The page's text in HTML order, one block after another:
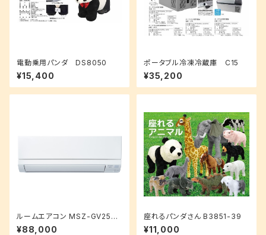
電動乗用パンダ DS8050
¥15,400
ポータブル冷凍冷蔵庫 C15
¥35,200
ルームエアコン MSZ-GV2525
-W
¥88,000
座れるパンダさん B3851-39
¥11,000